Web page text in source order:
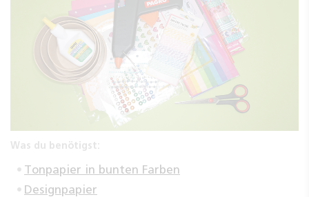
Was du benötigst:
Tonpapier in bunten Farben
Designpapier